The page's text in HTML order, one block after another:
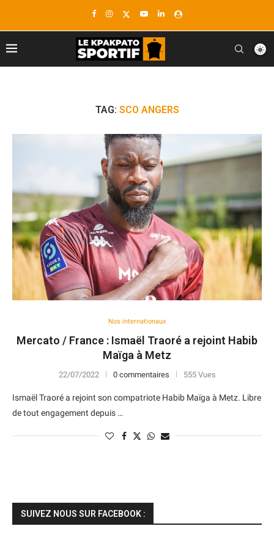
TAG: SCO ANGERS
Nos internationaux
Mercato / France : Ismaël Traoré a rejoint Habib
Maïga à Metz
22/07/2022 0 commentaires 555 Vues
Ismaël Traoré a rejoint son compatriote Habib Maïga à Metz. Libre
de tout engagement depuis …
SUIVEZ NOUS SUR FACEBOOK :